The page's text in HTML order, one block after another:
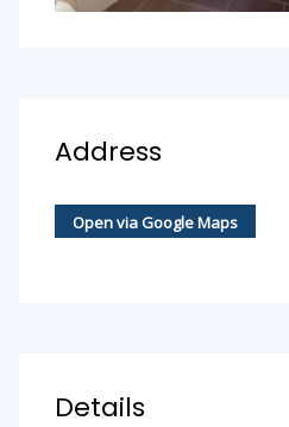
Address
Open via Google Maps
Details